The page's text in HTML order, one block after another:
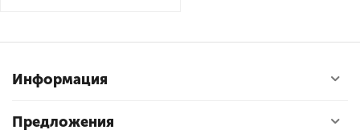
Информация
Предложения